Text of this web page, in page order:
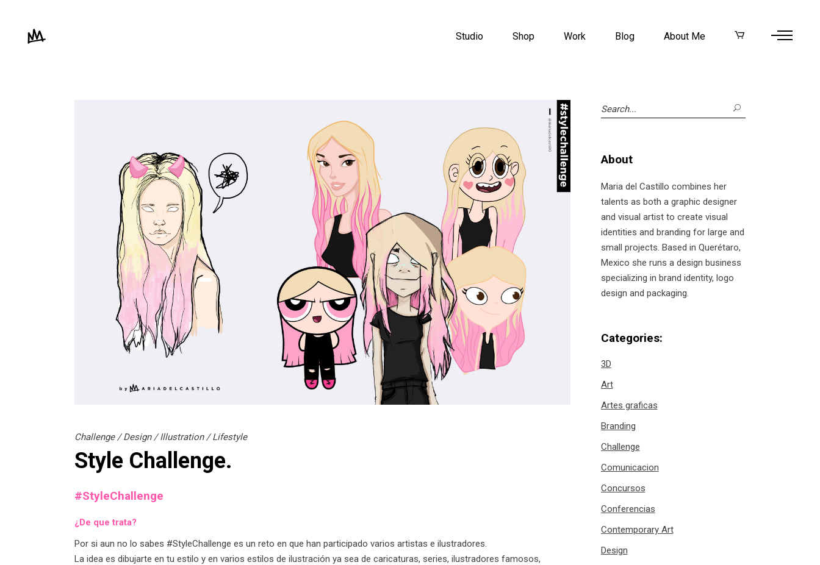
Studio Shop Work Blog About Me
Challenge/Design/Illustration/Lifestyle
Style Challenge.
#StyleChallenge
¿De que trata?
Por si aun no lo sabes #StyleChallenge es un reto en que han participado varios artistas e ilustradores.
La idea es dibujarte en tu estilo y en varios estilos de ilustración ya sea de caricaturas, series, ilustradores famosos,
Search
for:
About
Maria del Castillo combines her
talents as both a graphic designer
and visual artist to create visual
identities and branding for large and
small projects. Based in Querétaro,
Mexico she runs a design business
specializing in brand identity, logo
design and packaging.
Categories:
3D
Art
Artes graficas
Branding
Challenge
Comunicacion
Concursos
Conferencias
Contemporary Art
Design